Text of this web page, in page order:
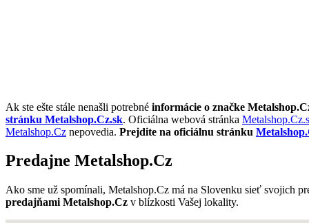
Ak ste ešte stále nenašli potrebné informácie o značke
stránku Metalshop.Cz.sk. Oficiálna webová stránka
Metalshop.Cz nepovedia. Prejdite na oficiálnu stránku
Predajne Metalshop.Cz
Ako sme už spomínali, Metalshop.Cz má na Slovenku sieť svojich
predajňami Metalshop.Cz v blízkosti Vašej lokality.